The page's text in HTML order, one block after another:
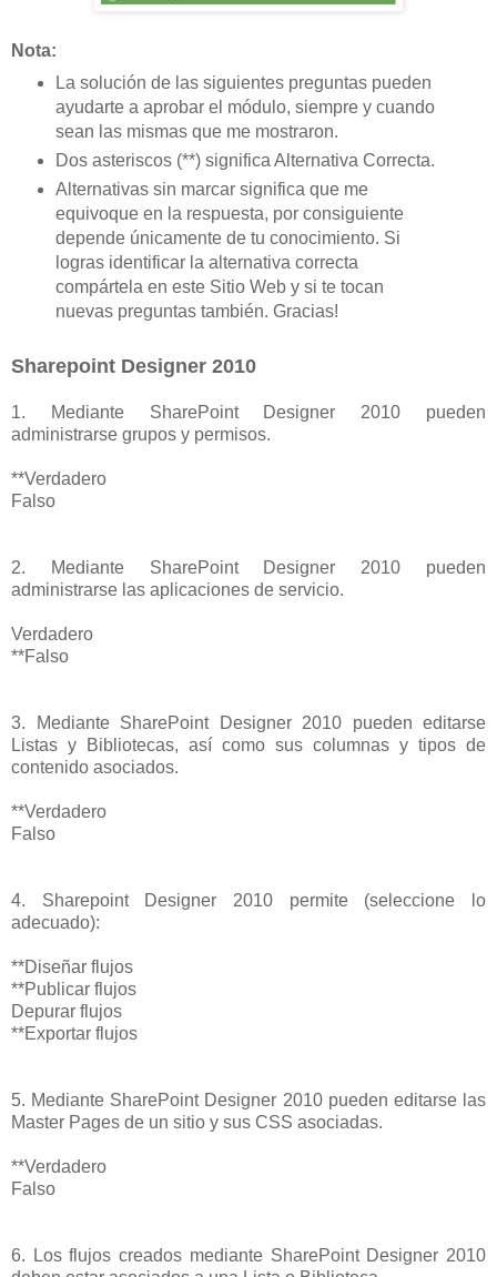
Nota:
La solución de las siguientes preguntas pueden
ayudarte a aprobar el módulo, siempre y cuando
sean las mismas que me mostraron.
Dos asteriscos (**) significa Alternativa Correcta.
Alternativas sin marcar significa que me
equivoque en la respuesta, por consiguiente
depende únicamente de tu conocimiento. Si
logras identificar la alternativa correcta
compártela en este Sitio Web y si te tocan
nuevas preguntas también. Gracias!
Sharepoint Designer 2010
1. Mediante SharePoint Designer 2010 pueden
administrarse grupos y permisos.
**Verdadero
Falso
2. Mediante SharePoint Designer 2010 pueden
administrarse las aplicaciones de servicio.
Verdadero
**Falso
3. Mediante SharePoint Designer 2010 pueden editarse
Listas y Bibliotecas, así como sus columnas y tipos de
contenido asociados.
**Verdadero
Falso
4. Sharepoint Designer 2010 permite (seleccione lo
adecuado):
**Diseñar flujos
**Publicar flujos
Depurar flujos
**Exportar flujos
5. Mediante SharePoint Designer 2010 pueden editarse las
Master Pages de un sitio y sus CSS asociadas.
**Verdadero
Falso
6. Los flujos creados mediante SharePoint Designer 2010